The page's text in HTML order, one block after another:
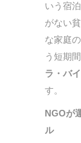
いう宿
がない
な家庭
う短期
ラ・バ
す。
NGOが
ル